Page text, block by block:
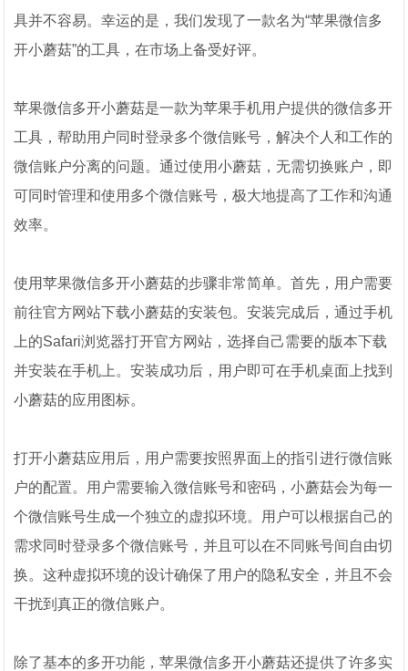
具并不容易。幸运的是，我们发现了一款名为“苹果微信多
开小蘑菇”的工具，在市场上备受好评。
苹果微信多开小蘑菇是一款为苹果手机用户提供的微信多开
工具，帮助用户同时登录多个微信账号，解决个人和工作的
微信账户分离的问题。通过使用小蘑菇，无需切换账户，即
可同时管理和使用多个微信账号，极大地提高了工作和沟通
效率。
使用苹果微信多开小蘑菇的步骤非常简单。首先，用户需要
前往官方网站下载小蘑菇的安装包。安装完成后，通过手机
上的Safari浏览器打开官方网站，选择自己需要的版本下载
并安装在手机上。安装成功后，用户即可在手机桌面上找到
小蘑菇的应用图标。
打开小蘑菇应用后，用户需要按照界面上的指引进行微信账
户的配置。用户需要输入微信账号和密码，小蘑菇会为每一
个微信账号生成一个独立的虚拟环境。用户可以根据自己的
需求同时登录多个微信账号，并且可以在不同账号间自由切
换。这种虚拟环境的设计确保了用户的隐私安全，并且不会
干扰到真正的微信账户。
除了基本的多开功能，苹果微信多开小蘑菇还提供了许多实